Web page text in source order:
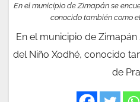
En el municipio de Zimapán se
conocido también como
En el municipio de
del Niño Xodhé, conocido
de